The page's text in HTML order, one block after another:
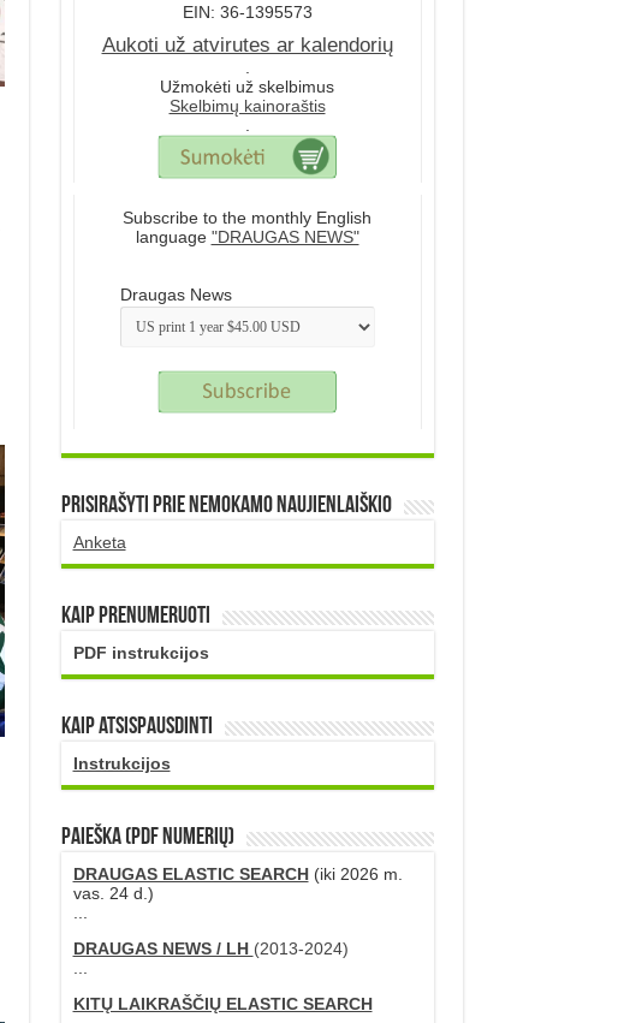
EIN: 36-1395573
Aukoti už atvirutes ar kalendorių
.
Užmokėti už skelbimus
Skelbimų kainoraštis
.
Subscribe to the monthly English
language "DRAUGAS NEWS"
Draugas News
Prisirašyti prie nemokamo naujienlaiškio
Anketa
Kaip prenumeruoti
PDF instrukcijos
Kaip atsispausdinti
Instrukcijos
PAIEŠKA (PDF numerių)
DRAUGAS ELASTIC SEARCH(iki 2026 m.
vas. 24 d.)
...
DRAUGAS NEWS / LH (2013-2024)
...
KITŲ LAIKRAŠČIŲ ELASTIC SEARCH